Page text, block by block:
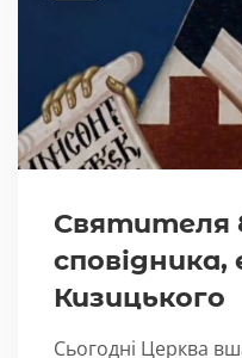
Святителя
сповідника,
Кизицького
Сьогодні Церква